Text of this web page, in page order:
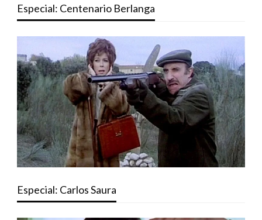
Especial: Centenario Berlanga
Especial: Carlos Saura